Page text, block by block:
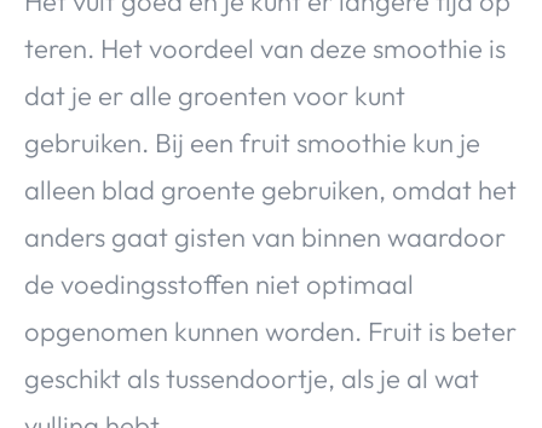
teren. Het voordeel van deze smoothie is
dat je er alle groenten voor kunt
gebruiken. Bij een fruit smoothie kun je
alleen blad groente gebruiken, omdat het
anders gaat gisten van binnen waardoor
de voedingsstoffen niet optimaal
opgenomen kunnen worden. Fruit is beter
geschikt als tussendoortje, als je al wat